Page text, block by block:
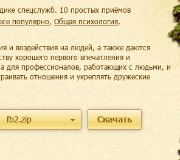
спецслужб. 10 простых приёмов
популярно, общая психология,
и воздействия на людей, а также даются
хорошего первого впечатления и
для профессионалов, работающих с людьми, и
отношения и укреплять дружеские
fb2.zip Скачать